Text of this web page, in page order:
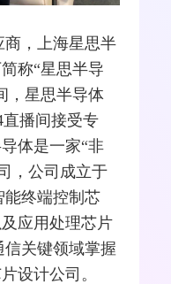
商，上海星思半
称“星思半导
，星思半导体
直播间接受专
体是一家“非
，公司成立于
能终端控制芯
应用处理芯片
信关键领域掌握
设计公司。